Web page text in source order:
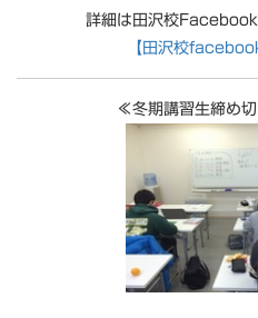
詳細は田沢校
【田沢校
≪冬期講習生締め